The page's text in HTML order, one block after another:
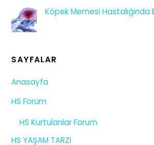
Köpek Memesi Hastalığında
SAYFALAR
Anasayfa
HS Forum
HS Kurtulanlar Forum
HS YAŞAM TARZI